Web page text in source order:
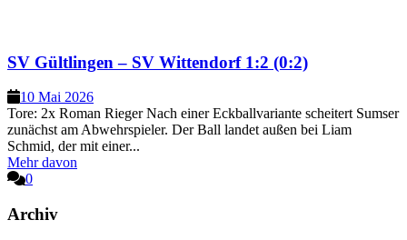
SV Gültlingen – SV Wittendorf 1:2 (0:2)
10 Mai 2026
Tore: 2x Roman Rieger Nach einer Eckballvariante scheitert Sumser
zunächst am Abwehrspieler. Der Ball landet außen bei Liam
Schmid, der mit einer...
Mehr davon
0
Archiv